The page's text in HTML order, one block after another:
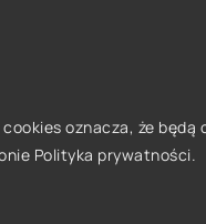
oznacza, że będą
Polityka prywatności.